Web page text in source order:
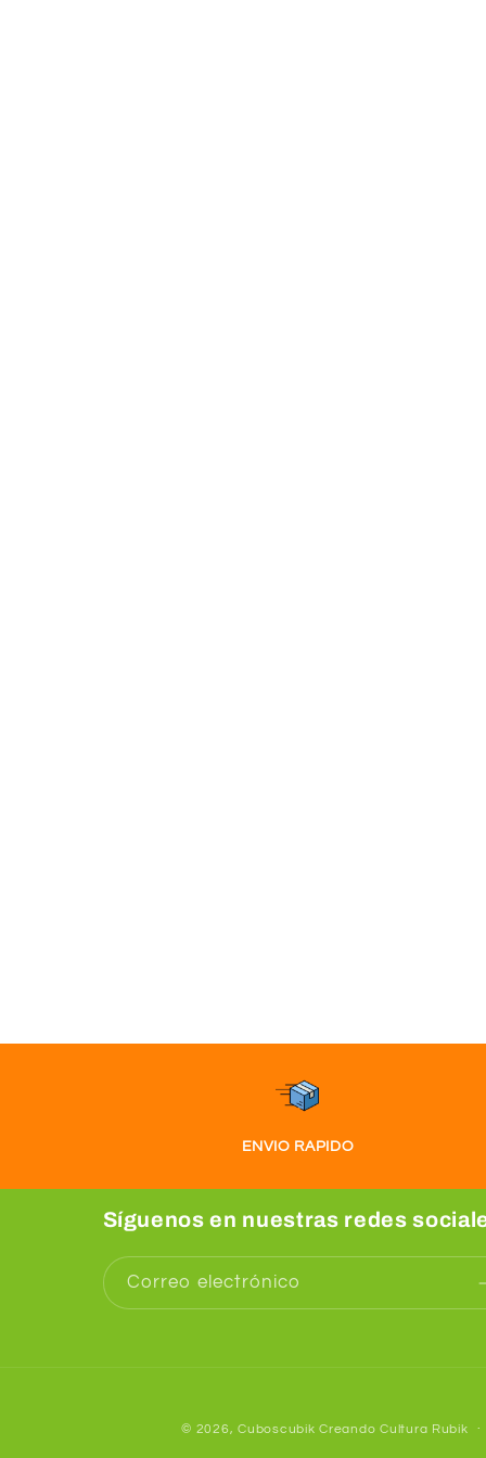
ENVIO RAPIDO
Síguenos en nuestras redes
Correo electrónico
© 2026,Cuboscubik Creando Cultura Rubik